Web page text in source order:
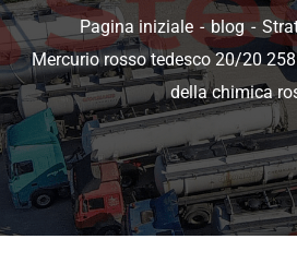
Pagina iniziale blog
Mercurio rosso tedesco 20/20
della chimica